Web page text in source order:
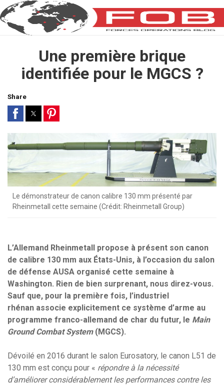
Une première brique
identifiée pour le MGCS ?
Share
Le démonstrateur de canon calibre 130 mm présenté par
Rheinmetall cette semaine (Crédit: Rheinmetall Group)
L’Allemand Rheinmetall propose à présent son canon
de calibre 130 mm aux États-Unis, à l’occasion du salon
de défense AUSA organisé cette semaine à
Washington. Rien de bien surprenant, nous direz-vous.
Sauf que, pour la première fois, l’industriel
rhénan associe explicitement ce système d’arme au
programme franco-allemand de char du futur, le Main
Ground Combat System(MGCS).
Dévoilé en 2016 durant le salon Eurosatory, le canon L51 de
130 mm est conçu pour « répondre à la nécessité
d’améliorer considérablement les performances contre les